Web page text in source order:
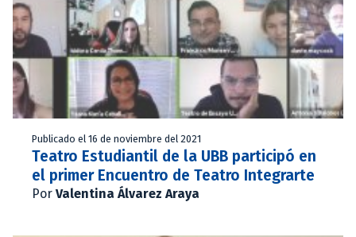
Publicado el 16 de noviembre del 2021
Teatro Estudiantil de la UBB participó en
el primer Encuentro de Teatro Integrarte
Por Valentina Álvarez Araya